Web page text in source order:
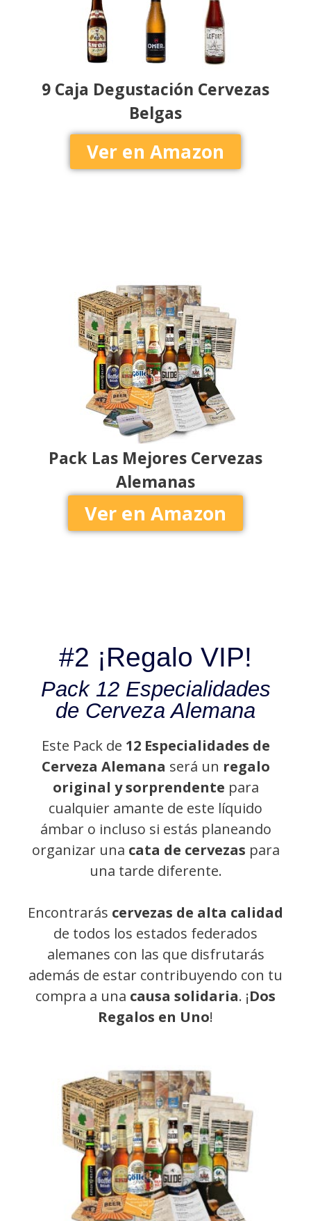
9 Caja Degustación Cervezas
Belgas
Ver en Amazon
Pack Las Mejores Cervezas
Alemanas
Ver en Amazon
#2 ¡Regalo VIP!
Pack 12 Especialidades
de Cerveza Alemana
Este Pack de 12 Especialidades de
Cerveza Alemana será un regalo
original y sorprendente para
cualquier amante de este líquido
ámbar o incluso si estás planeando
organizar una cata de cervezas para
una tarde diferente.
Encontrarás cervezas de alta calidad
de todos los estados federados
alemanes con las que disfrutarás
además de estar contribuyendo con tu
compra a una causa solidaria. ¡Dos
Regalos en Uno!